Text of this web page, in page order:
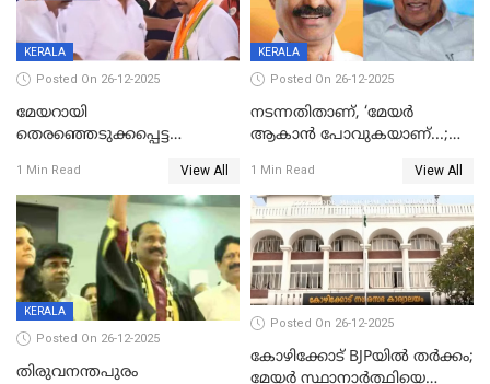
KERALA
Posted On 26-12-2025
മേയറായി
തെരഞ്ഞെടുക്കപ്പെട്ട
ആദ്യ വോട്ട് അസാധു; കണ്ണൂർ
ഡെപ്യൂട്ടി മേയർ സ്ഥാനത്ത്
താഹിറിന് വിജയം
1 Min Read View All
KERALA
Posted On 26-12-2025
നടന്നതിതാണ്, ‘മേയർ
ആകാൻ പോവുകയാണ്...;
മുഖ്യമന്ത്രിയുടെ ഓഫീസ്
തന്നെ വിശദീകരിയ്ക്കുന്നു;
സത്യമിതാണ്
1 Min Read View All
KERALA
Posted On 26-12-2025
തിരുവനന്തപുരം
Posted On 26-12-2025
കോഴിക്കോട് BJPയിൽ തർക്കം;
മേയർ സ്ഥാനാർത്ഥിയെ